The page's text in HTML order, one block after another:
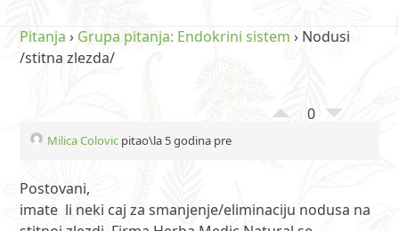
Pitanja › Grupa pitanja: Endokrini sistem › Nodusi
/stitna zlezda/
0
Milica Colovic pitao\la 5 godina pre
Postovani,
imate li neki caj za smanjenje/eliminaciju nodusa na